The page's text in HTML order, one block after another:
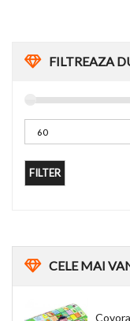
FILTREAZA
FILTER
CELEMAI